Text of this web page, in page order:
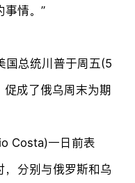
事情。”
国总统川普于周五(5
促成了俄乌周末为期
Costa)一日前表
，分别与俄罗斯和乌